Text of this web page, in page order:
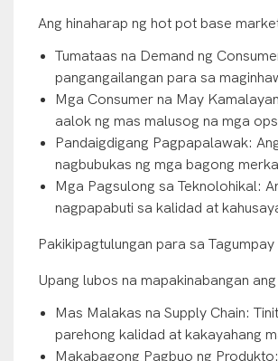
Ang hinaharap ng hot pot base
Tumataas na Demand ng
pangangailangan para sa
Mga Consumer na May
aalok ng mas malusog na mga
Pandaigdigang Pagpapalawak:
nagbubukas ng mga bagong
Mga Pagsulong sa Teknolohikal:
nagpapabuti sa kalidad at
Pakikipagtulungan para sa Tagumpay
Upang lubos na mapakinabangan
Mas Malakas na Supply Chain:
parehong kalidad at kakayahang
Makabagong Pagbuo ng